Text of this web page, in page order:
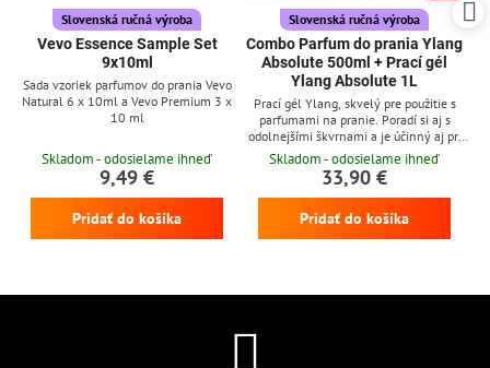
Slovenská ručná výroba
Vevo Essence Sample Set
9x10ml
Sada vzoriek parfumov do prania Vevo
Natural 6 x 10ml a Vevo Premium 3 x
10 ml
Skladom - odosielame ihneď
9,49 €
Pridať do košíka
Slovenská ručná výroba
Combo Parfum do prania Ylang
Absolute 500ml + Prací gél
Ylang Absolute 1L
Prací gél Ylang, skvelý pre použitie s
parfumami na pranie. Poradí si aj s
odolnejšími škvrnami a je účinný aj pri
nízkych teplotách
Skladom - odosielame ihneď
33,90 €
Pridať do košíka